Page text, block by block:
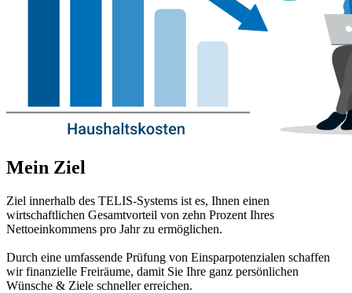
Mein Ziel
Ziel innerhalb des TELIS-Systems ist es, Ihnen einen
wirtschaftlichen Gesamtvorteil von zehn Prozent Ihres
Nettoeinkommens pro Jahr zu ermöglichen.
Durch eine umfassende Prüfung von Einsparpotenzialen schaffen
wir finanzielle Freiräume, damit Sie Ihre ganz persönlichen
Wünsche & Ziele schneller erreichen.